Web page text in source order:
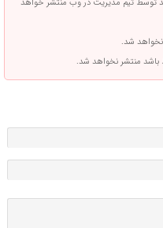
نخواهد شد.
باشد منتشر نخواهد شد.